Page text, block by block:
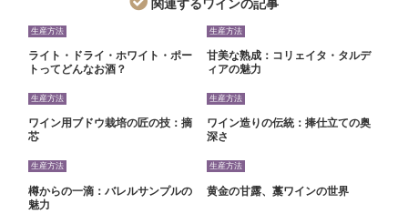
関連するワインの記事
生産方法
ライト・ドライ・ホワイト・ポー
トってどんなお酒？
生産方法
甘美な熟成：コリェイタ・タルデ
ィアの魅力
生産方法
ワイン用ブドウ栽培の匠の技：摘
芯
生産方法
ワイン造りの伝統：捧仕立ての奥
深さ
生産方法
樽からの一滴：バレルサンプルの
魅力
生産方法
黄金の甘露、藁ワインの世界